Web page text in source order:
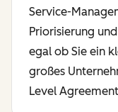
Service-
Priorisierung
egal ob Sie ein
großes
Level